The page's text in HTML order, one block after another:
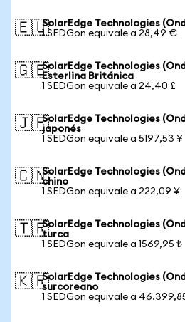
🇪🇺SolarEdge Technologies
1 SEDGon equivale a 28,49 €
🇬🇧SolarEdge Technologies
Esterlina Británica
1 SEDGon equivale a 24,40 £
🇯🇵SolarEdge Technologies
japonés
1 SEDGon equivale a 5197,53 ¥
🇨🇳SolarEdge Technologies
chino
1 SEDGon equivale a 222,09 ¥
🇹🇷SolarEdge Technologies
turca
1 SEDGon equivale a 1569,95 ₺
🇰🇷SolarEdge Technologies
surcoreano
1 SEDGon equivale a